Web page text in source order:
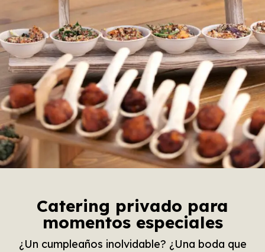
Catering privado para
momentos especiales
¿Un cumpleaños inolvidable? ¿Una boda que